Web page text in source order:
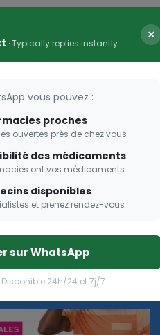
Pharma
· Typically replies instantly ×
vous pouvez :
proches
ouvertes près de chez vous
des médicaments
ont vos médicaments
disponibles
et prenez rendez-vous
sur WhatsApp
24h/24 et 7j/7